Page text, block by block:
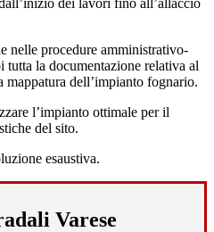
nelle procedure amministrativo-
la documentazione relativa al
dell’impianto fognario.
l’impianto ottimale per il
del sito.
esaustiva.
Varese